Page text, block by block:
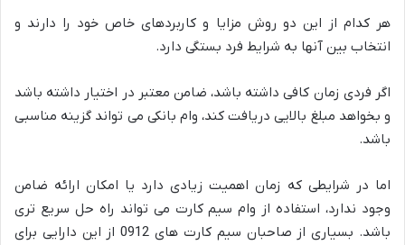
هر کدام از این دو روش مزایا و کاربردهای خاص خود را دارند و
انتخاب بین آنها به شرایط فرد بستگی دارد.
اگر فردی زمان کافی داشته باشد، ضامن معتبر در اختیار داشته باشد
و بخواهد مبلغ بالایی دریافت کند، وام بانکی می تواند گزینه مناسبی
باشد.
اما در شرایطی که زمان اهمیت زیادی دارد یا امکان ارائه ضامن
وجود ندارد، استفاده از وام سیم کارت می تواند راه حل سریع تری
باشد. بسیاری از صاحبان سیم کارت های 0912 از این دارایی برای